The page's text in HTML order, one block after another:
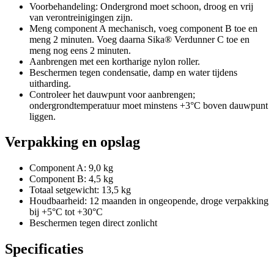
Voorbehandeling: Ondergrond moet schoon, droog en vrij
van verontreinigingen zijn.
Meng component A mechanisch, voeg component B toe en
meng 2 minuten. Voeg daarna Sika® Verdunner C toe en
meng nog eens 2 minuten.
Aanbrengen met een kortharige nylon roller.
Beschermen tegen condensatie, damp en water tijdens
uitharding.
Controleer het dauwpunt voor aanbrengen;
ondergrondtemperatuur moet minstens +3°C boven dauwpunt
liggen.
Verpakking en opslag
Component A: 9,0 kg
Component B: 4,5 kg
Totaal setgewicht: 13,5 kg
Houdbaarheid: 12 maanden in ongeopende, droge verpakking
bij +5°C tot +30°C
Beschermen tegen direct zonlicht
Specificaties